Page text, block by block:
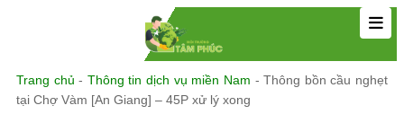
Trang chủ - Thông tin dịch vụ miền Nam -Thông bồn cầu nghẹt
tại Chợ Vàm [An Giang] – 45P xử lý xong